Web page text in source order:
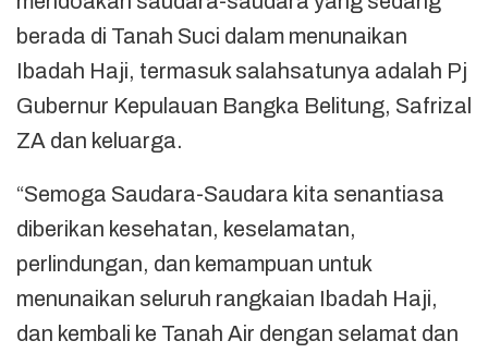
berada di Tanah Suci dalam menunaikan
Ibadah Haji, termasuk salahsatunya adalah Pj
Gubernur Kepulauan Bangka Belitung, Safrizal
ZA dan keluarga.
“Semoga Saudara-Saudara kita senantiasa
diberikan kesehatan, keselamatan,
perlindungan, dan kemampuan untuk
menunaikan seluruh rangkaian Ibadah Haji,
dan kembali ke Tanah Air dengan selamat dan